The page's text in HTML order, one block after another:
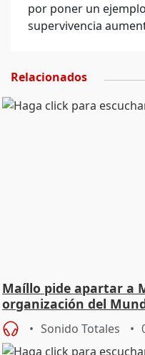
por poner un
supervivencia
Relacionados
Maíllo pide apartar a
organización del
Sonido Totales